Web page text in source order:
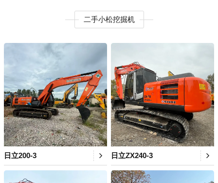
二手小松挖掘机
日立200-3 日立ZX240-3